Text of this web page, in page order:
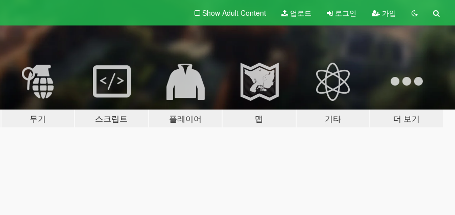
Show Adult Content 업로드 로그인 가입
무기 스크립트 플레이어 맵 기타 더 보기